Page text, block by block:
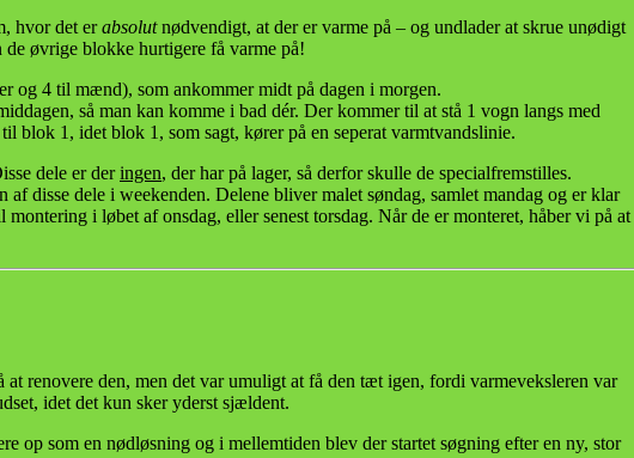
hvor det erabsolutnødvendigt, at der er varme på – og undlader at skrue unødigt
øvrige blokke hurtigere få varme på!
og 4 til mænd), som ankommer midt på dagen i morgen.
så man kan komme i bad dér. Der kommer til at stå 1 vogn langs med
blok 1, idet blok 1, som sagt, kører på en seperat varmtvandslinie.
dele er deringen, der har på lager, så derfor skulle de specialfremstilles.
disse dele i weekenden. Delene bliver malet søndag, samlet mandag og er klar
i løbet af onsdag, eller senest torsdag. Når de er monteret, håber vi på at
renovere den, men det var umuligt at få den tæt igen, fordi varmeveksleren var
idet det kun sker yderst sjældent.
op som en nødløsning og i mellemtiden blev der startet søgning efter en ny, stor